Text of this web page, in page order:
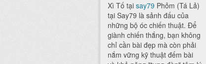
Xì Tố tại say79 Phỏm (Tá Lả)
tại Say79 là sảnh đấu của
những bộ óc chiến thuật. Để
giành chiến thắng, bạn không
chỉ cần bài đẹp mà còn phải
nắm vững kỹ thuật đếm bài